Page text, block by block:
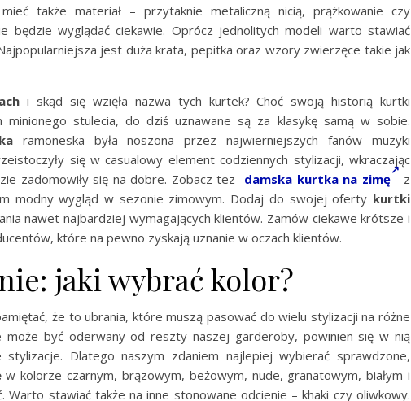
także materiał – przytaknie metaliczną nicią, prążkowanie czy
będzie wyglądać ciekawie. Oprócz jednolitych modeli warto stawiać
jest duża krata, pepitka oraz wzory zwierzęce takie jak
i skąd się wzięła nazwa tych kurtek? Choć swoją historią kurtki
minionego stulecia, do dziś uznawane są za klasykę samą w sobie.
ramoneska była noszona przez najwierniejszych fanów muzyki
się w casualowy element codziennych stylizacji, wkraczając
zadomowiły się na dobre. Zobacz tez damska kurtka na zimę
z
modny wygląd w sezonie zimowym. Dodaj do swojej oferty kurtki
nawet najbardziej wymagających klientów. Zamów ciekawe krótsze i
które na pewno zyskają uznanie w oczach klientów.
jaki wybrać kolor?
że to ubrania, które muszą pasować do wielu stylizacji na różne
może być oderwany od reszty naszej garderoby, powinien się w nią
Dlatego naszym zdaniem najlepiej wybierać sprawdzone,
w kolorze czarnym, brązowym, beżowym, nude, granatowym, białym i
stawiać także na inne stonowane odcienie – khaki czy oliwkowy.